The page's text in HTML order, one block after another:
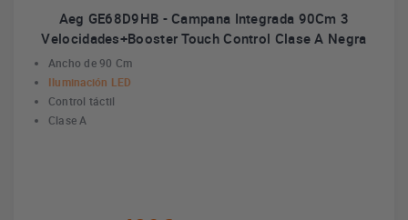
Aeg GE68D9HB - Campana Integrada 90Cm 3
Velocidades+Booster Touch Control Clase A Negra
Ancho de 90 Cm
Iluminación LED
Control táctil
Clase A